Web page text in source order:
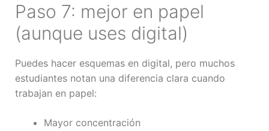
Paso 7: mejor en papel
(aunque uses digital)
Puedes hacer esquemas en digital, pero muchos
estudiantes notan una diferencia clara cuando
trabajan en papel:
Mayor concentración